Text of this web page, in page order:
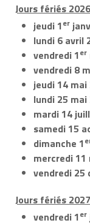
Jours fériés
jeudi 1er
lundi 6 avril
vendredi 1er
vendredi 8
jeudi 14 mai
lundi 25 mai
mardi 14
samedi 15
dimanche 1
mercredi 11
vendredi 25
Jours fériés
vendredi 1er